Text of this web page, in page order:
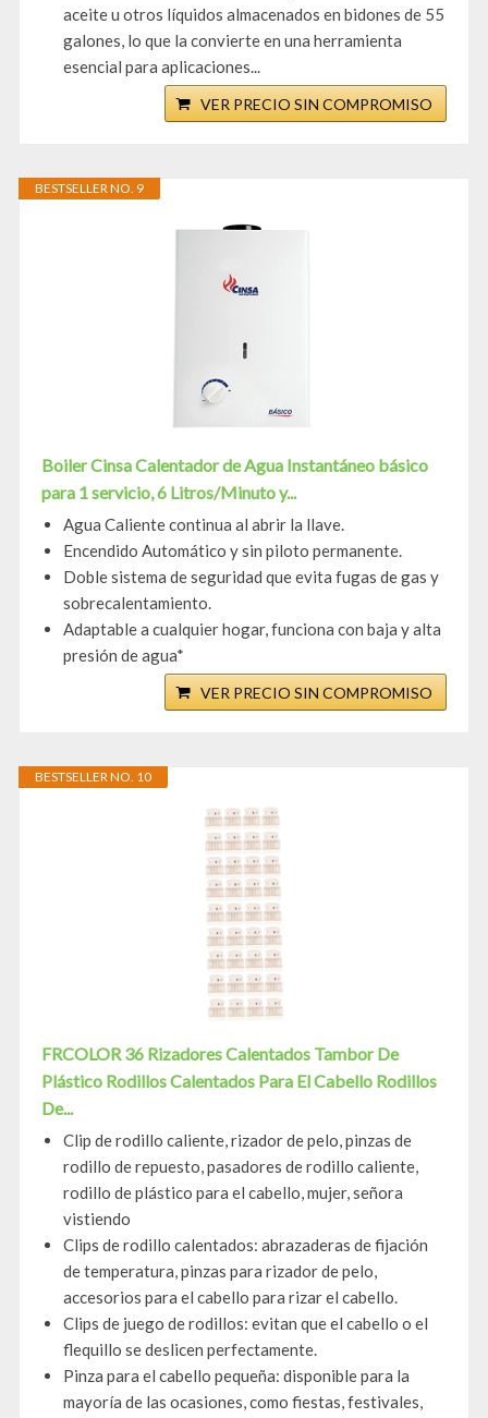
aceite u otros líquidos almacenados en bidones de 55
galones, lo que la convierte en una herramienta
esencial para aplicaciones...
VER PRECIO SIN COMPROMISO
BESTSELLER NO. 9
Boiler Cinsa Calentador de Agua Instantáneo básico
para 1 servicio, 6 Litros/Minuto y...
Agua Caliente continua al abrir la llave.
Encendido Automático y sin piloto permanente.
Doble sistema de seguridad que evita fugas de gas y
sobrecalentamiento.
Adaptable a cualquier hogar, funciona con baja y alta
presión de agua*
VER PRECIO SIN COMPROMISO
BESTSELLER NO. 10
FRCOLOR 36 Rizadores Calentados Tambor De
Plástico Rodillos Calentados Para El Cabello Rodillos
De...
Clip de rodillo caliente, rizador de pelo, pinzas de
rodillo de repuesto, pasadores de rodillo caliente,
rodillo de plástico para el cabello, mujer, señora
vistiendo
Clips de rodillo calentados: abrazaderas de fijación
de temperatura, pinzas para rizador de pelo,
accesorios para el cabello para rizar el cabello.
Clips de juego de rodillos: evitan que el cabello o el
flequillo se deslicen perfectamente.
Pinza para el cabello pequeña: disponible para la
mayoría de las ocasiones, como fiestas, festivales,